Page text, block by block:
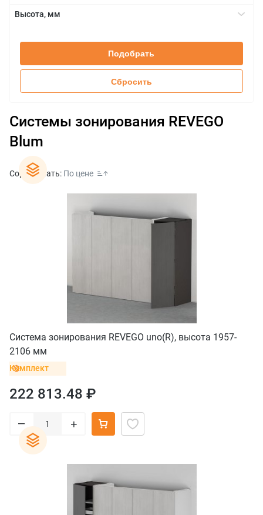
REVEGO uno
Высота, мм
2557-2706 мм
Подобрать
Сбросить
Системы зонирования REVEGO
Blum
Сортировать: По цене
Система зонирования REVEGO uno(R), высота 1957-
2106 мм
Комплект
222 813.48 ₽
– +